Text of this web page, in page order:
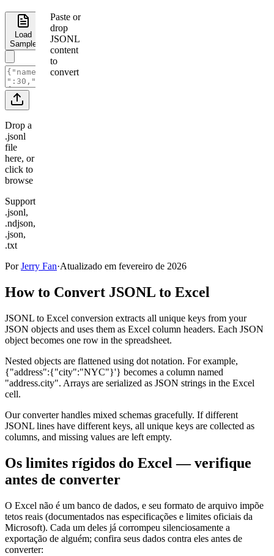
Load
Sample
Drop a
.jsonl
file
here, or
click to
browse
Supports
.jsonl,
.ndjson,
.json,
.txt
Paste or
drop
JSONL
content
to
convert
Por Jerry Fan·Atualizado em fevereiro de 2026
How to Convert JSONL to Excel
JSONL to Excel conversion extracts all unique keys from your
JSON objects and uses them as Excel column headers. Each JSON
object becomes one row in the spreadsheet.
Nested objects are flattened using dot notation. For example,
{"address":{"city":"NYC"}'} becomes a column named
"address.city". Arrays are serialized as JSON strings in the Excel
cell.
Our converter handles mixed schemas gracefully. If different
JSONL lines have different keys, all unique keys are collected as
columns, and missing values are left empty.
Os limites rígidos do Excel — verifique
antes de converter
O Excel não é um banco de dados, e seu formato de arquivo impõe
tetos reais (documentados nas especificações e limites oficiais da
Microsoft). Cada um deles já corrompeu silenciosamente a
exportação de alguém; confira seus dados contra eles antes de
converter: